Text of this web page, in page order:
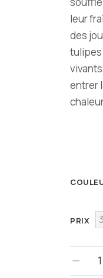
leur
des
tulipes
entrer
PRIX